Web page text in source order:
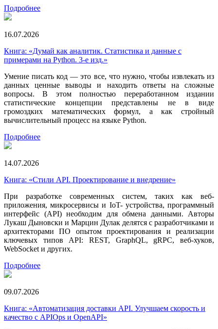
Подробнее
16.07.2026
Книга: «Думай как аналитик. Статистика и данные с
примерами на Python. 3-е изд.»
Умение писать код — это все, что нужно, чтобы извлекать из
данных ценные выводы и находить ответы на сложные
вопросы. В этом полностью переработанном издании
статистические концепции представлены не в виде
громоздких математических формул, а как стройный
вычислительный процесс на языке Python.
Подробнее
14.07.2026
Книга: «Стили API. Проектирование и внедрение»
При разработке современных систем, таких как веб-
приложения, микросервисы и IoT- устройства, программный
интерфейс (API) необходим для обмена данными. Авторы
Лукаш Дыновски и Марцин Дулак делятся с разработчиками и
архитекторами ПО опытом проектирования и реализации
ключевых типов API: REST, GraphQL, gRPC, веб-хуков,
WebSocket и других.
Подробнее
09.07.2026
Книга: «Автоматизация доставки API. Улучшаем скорость и
качество с APIOps и OpenAPI»